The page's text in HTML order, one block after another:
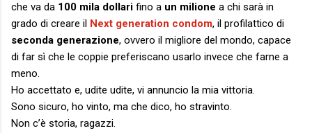
che va da 100 mila dollari fino a un milione a chi sarà in
grado di creare il Next generation condom, il profilattico di
seconda generazione, ovvero il migliore del mondo, capace
di far sì che le coppie preferiscano usarlo invece che farne a
meno.
Ho accettato e, udite udite, vi annuncio la mia vittoria.
Sono sicuro, ho vinto, ma che dico, ho stravinto.
Non c’è storia, ragazzi.